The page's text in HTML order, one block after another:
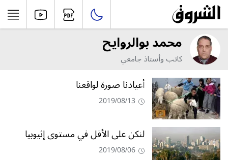
محمد بوالروايح
كاتب وأستاذ جامعي
أعيادنا صورة لواقعنا
2019/08/13
لنكن على الأقل في مستوى إثيوبيا
2019/08/06